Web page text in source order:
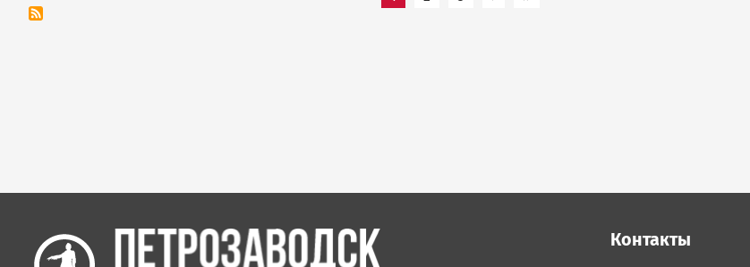
страниц
Контакты